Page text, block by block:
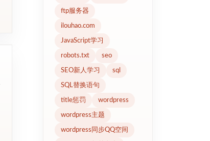
ftp服务器
ilouhao.com
JavaScript学习
robots.txt seo
SEO新人学习 sql
SQL替换语句
title惩罚 wordpress
wordpress主题
wordpress同步QQ空间